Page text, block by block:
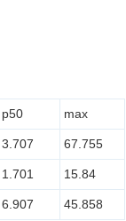
p50 max
3.707 67.755
1.701 15.84
6.907 45.858